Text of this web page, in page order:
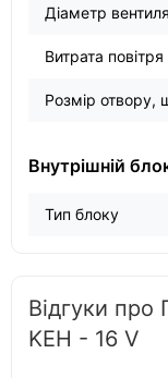
Діаметр
Витрата
Розмір отвору,
Внутрішній
Тип блоку
Відгуки про
KEH - 16 V